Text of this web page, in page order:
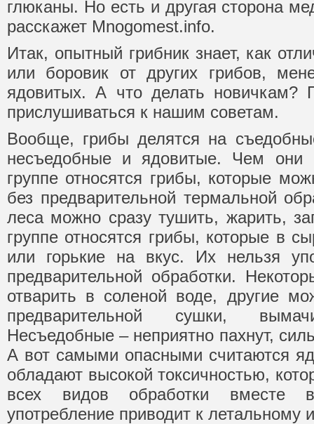
глюканы. Но есть и другая сторона
расскажет Mnogomest.info.
Итак, опытный грибник знает, как
или боровик от других грибов,
ядовитых. А что делать новичкам?
прислушиваться к нашим советам.
Вообще, грибы делятся на
несъедобные и ядовитые. Чем они
группе относятся грибы, которые
без предварительной термальной
леса можно сразу тушить, жарить,
группе относятся грибы, которые в
или горькие на вкус. Их нельзя
предварительной обработки.
отварить в соленой воде, другие
предварительной сушки,
Несъедобные – неприятно пахнут,
А вот самыми опасными считаются
обладают высокой токсичностью,
всех видов обработки вместе
употребление приводит к летальному